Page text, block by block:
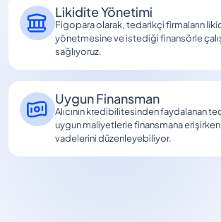
Likidite Yönetimi
Figopara olarak, tedarikçi firmaların
yönetmesine ve istediği finansörle
sağlıyoruz.
Uygun Finansman
Alıcının kredibilitesinden faydalanan
uygun maliyetlerle finansmana erişirken
vadelerini düzenleyebiliyor.